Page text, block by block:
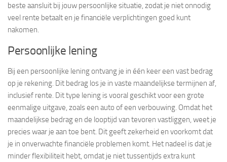
beste aansluit bij jouw persoonlijke situatie, zodat je niet onnodig
veel rente betaalt en je financiële verplichtingen goed kunt
nakomen.
Persoonlijke lening
Bij een persoonlijke lening ontvang je in één keer een vast bedrag
op je rekening. Dit bedrag los je in vaste maandelijkse termijnen af,
inclusief rente. Dit type lening is vooral geschikt voor een grote
eenmalige uitgave, zoals een auto of een verbouwing. Omdat het
maandelijkse bedrag en de looptijd van tevoren vastliggen, weet je
precies waar je aan toe bent. Dit geeft zekerheid en voorkomt dat
je in onverwachte financiële problemen komt. Het nadeel is dat je
minder flexibiliteit hebt, omdat je niet tussentijds extra kunt